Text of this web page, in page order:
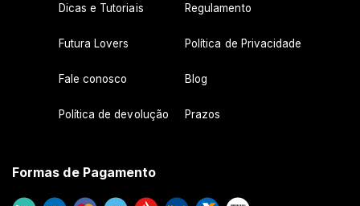
Dicas e Tutoriais Regulamento
Futura Lovers Política de Privacidade
Fale conosco Blog
Política de devolução Prazos
Formas de Pagamento